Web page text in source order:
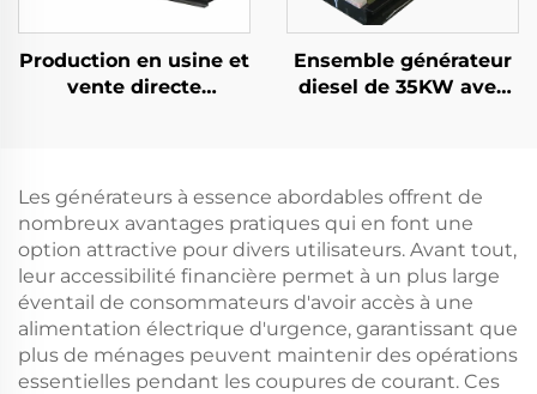
Production en usine et
vente directe
Ricardo
Ensemble générateur
diesel de 35KW avec
démarrage froid
Les générateurs à essence abordables offrent de
nombreux avantages pratiques qui en font une
option attractive pour divers utilisateurs. Avant tout,
leur accessibilité financière permet à un plus large
éventail de consommateurs d'avoir accès à une
alimentation électrique d'urgence, garantissant que
plus de ménages peuvent maintenir des opérations
essentielles pendant les coupures de courant. Ces